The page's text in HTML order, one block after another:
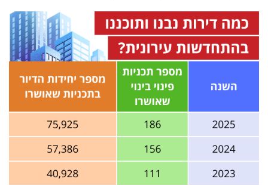
פרסמו
באייס
עקבו
אחרינו: